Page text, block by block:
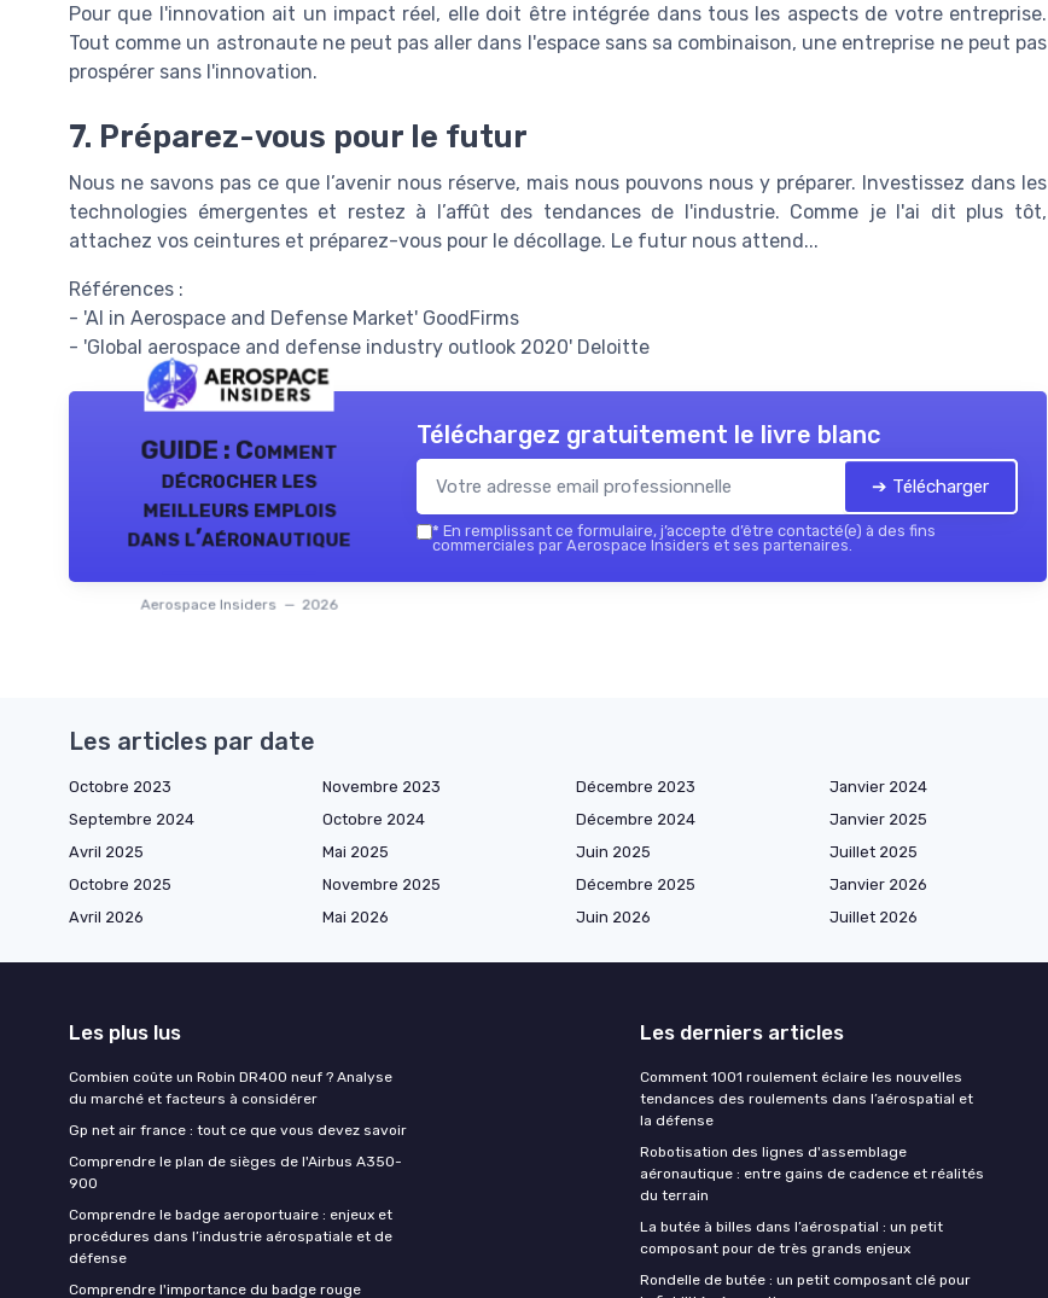
Pour que l'innovation ait un impact réel, elle doit être intégrée dans tous les aspects de votre entreprise.
Tout comme un astronaute ne peut pas aller dans l'espace sans sa combinaison, une entreprise ne peut pas
prospérer sans l'innovation.
7. Préparez-vous pour le futur
Nous ne savons pas ce que l’avenir nous réserve, mais nous pouvons nous y préparer. Investissez dans les
technologies émergentes et restez à l’affût des tendances de l'industrie. Comme je l'ai dit plus tôt,
attachez vos ceintures et préparez-vous pour le décollage. Le futur nous attend...
Références :
- 'AI in Aerospace and Defense Market' GoodFirms
- 'Global aerospace and defense industry outlook 2020' Deloitte
GUIDE : Comment
décrocher les
meilleurs emplois
dans l’aéronautique
Aerospace Insiders — 2026
Téléchargez gratuitement le livre blanc
➔ Télécharger
* En remplissant ce formulaire, j’accepte d’être contacté(e) à des fins
commerciales par Aerospace Insiders et ses partenaires.
Les articles par date
Octobre 2023 Novembre 2023 Décembre 2023 Janvier 2024
Septembre 2024
Octobre 2024 Décembre 2024 Janvier 2025
Avril 2025
Mai 2025 Juin 2025 Juillet 2025
Octobre 2025
Novembre 2025 Décembre 2025 Janvier 2026
Avril 2026
Mai 2026 Juin 2026 Juillet 2026
Les plus lus
Combien coûte un Robin DR400 neuf ? Analyse
du marché et facteurs à considérer
Gp net air france : tout ce que vous devez savoir
Comprendre le plan de sièges de l'Airbus A350-
900
Comprendre le badge aeroportuaire : enjeux et
procédures dans l’industrie aérospatiale et de
défense
Comprendre l'importance du badge rouge
Les derniers articles
Comment 1001 roulement éclaire les nouvelles
tendances des roulements dans l’aérospatial et
la défense
Robotisation des lignes d'assemblage
aéronautique : entre gains de cadence et réalités
du terrain
La butée à billes dans l’aérospatial : un petit
composant pour de très grands enjeux
Rondelle de butée : un petit composant clé pour